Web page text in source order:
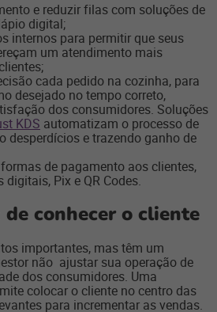
e reduzir filas com soluções de
digital;
internos para permitir que seus
um atendimento mais
cada pedido na cozinha, para
desejado no tempo correto,
dos consumidores. Soluções
KDS automatizam o processo de
desperdícios e trazendo ganho de
de pagamento aos clientes,
Pix e QR Codes.
conhecer o cliente
importantes, mas têm um
não ajustar sua operação de
dos consumidores. Uma
colocar o cliente no centro das
para incrementar as vendas.